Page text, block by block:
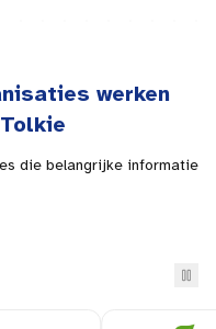
werken
die belangrijke informatie